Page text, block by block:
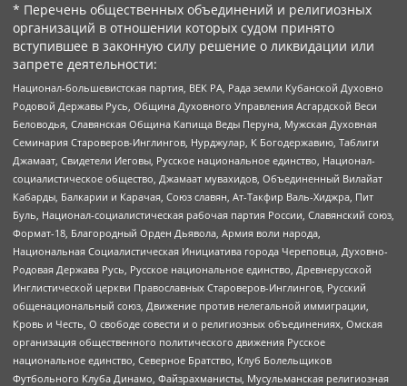
* Перечень общественных объединений и религиозных
организаций в отношении которых судом принято
вступившее в законную силу решение о ликвидации или
запрете деятельности:
Национал-большевистская партия, ВЕК РА, Рада земли Кубанской Духовно
Родовой Державы Русь, Община Духовного Управления Асгардской Веси
Беловодья, Славянская Община Капища Веды Перуна, Мужская Духовная
Семинария Староверов-Инглингов, Нурджулар, К Богодержавию, Таблиги
Джамаат, Свидетели Иеговы, Русское национальное единство, Национал-
социалистическое общество, Джамаат мувахидов, Объединенный Вилайат
Кабарды, Балкарии и Карачая, Союз славян, Ат-Такфир Валь-Хиджра, Пит
Буль, Национал-социалистическая рабочая партия России, Славянский союз,
Формат-18, Благородный Орден Дьявола, Армия воли народа,
Национальная Социалистическая Инициатива города Череповца, Духовно-
Родовая Держава Русь, Русское национальное единство, Древнерусской
Инглистической церкви Православных Староверов-Инглингов, Русский
общенациональный союз, Движение против нелегальной иммиграции,
Кровь и Честь, О свободе совести и о религиозных объединениях, Омская
организация общественного политического движения Русское
национальное единство, Северное Братство, Клуб Болельщиков
Футбольного Клуба Динамо, Файзрахманисты, Мусульманская религиозная